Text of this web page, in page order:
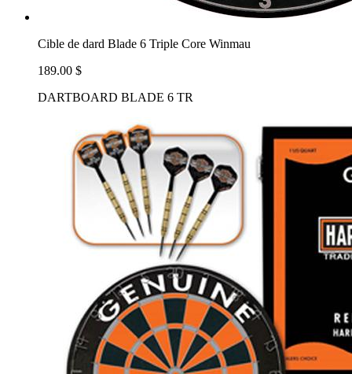
Cible de dard Blade 6 Triple Core Winmau
189.00 $
DARTBOARD BLADE 6 TR